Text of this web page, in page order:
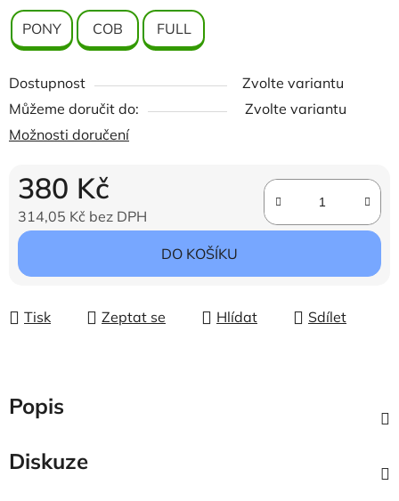
PONY COB FULL
Dostupnost
Zvolte variantu
Můžeme doručit do:
Zvolte variantu
Možnosti doručení
380 Kč
314,05 Kč bez DPH
Měrná cena:
DO KOŠÍKU
Tisk Zeptat se Hlídat Sdílet
Popis
Diskuze